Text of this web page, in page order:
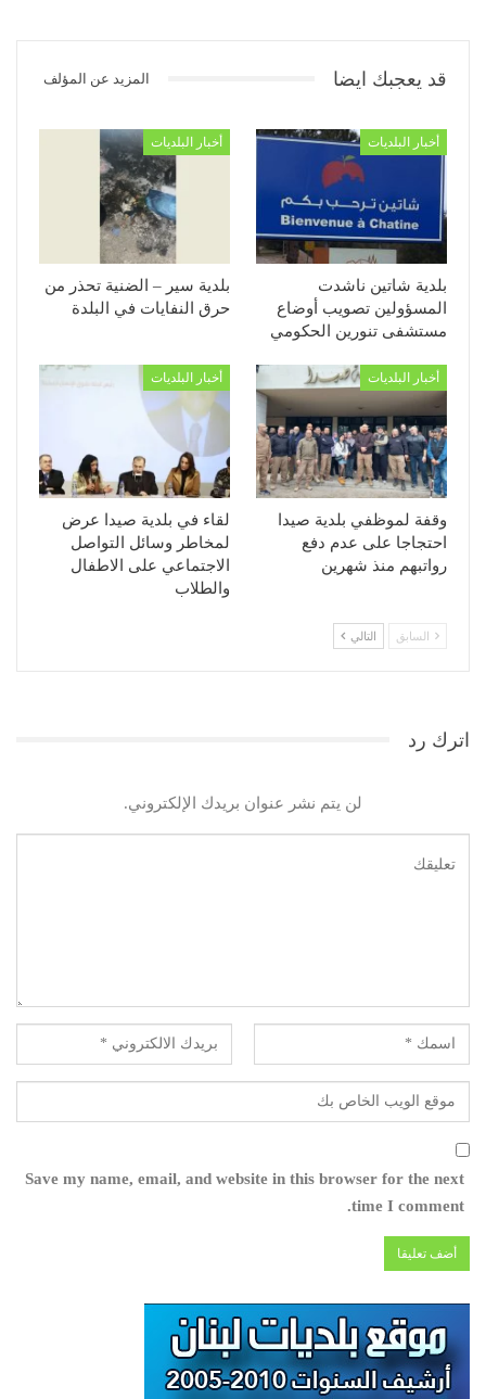
قد يعجبك ايضا المزيد عن المؤلف
أخبار البلديات
بلدية شاتين ناشدت
المسؤولين تصويب أوضاع
مستشفى تنورين الحكومي
أخبار البلديات
بلدية سير – الضنية تحذر من
حرق النفايات في البلدة
أخبار البلديات
وقفة لموظفي بلدية صيدا
احتجاجا على عدم دفع
رواتبهم منذ شهرين
أخبار البلديات
لقاء في بلدية صيدا عرض
لمخاطر وسائل التواصل
الاجتماعي على الاطفال
والطلاب
السابق التالي
اترك رد
لن يتم نشر عنوان بريدك الإلكتروني.
Save my name, email, and website in this browser for the next
time I comment.